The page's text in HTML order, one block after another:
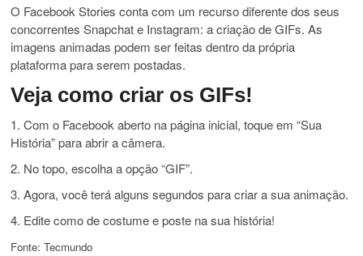
O Facebook Stories conta com um recurso diferente dos seus
concorrentes Snapchat e Instagram: a criação de GIFs. As
imagens animadas podem ser feitas dentro da própria
plataforma para serem postadas.
Veja como criar os GIFs!
1. Com o Facebook aberto na página inicial, toque em “Sua
História” para abrir a câmera.
2. No topo, escolha a opção “GIF”.
3. Agora, você terá alguns segundos para criar a sua animação.
4. Edite como de costume e poste na sua história!
Fonte: Tecmundo